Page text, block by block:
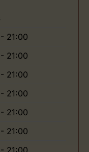
21:00
21:00
21:00
21:00
21:00
21:00
21:00